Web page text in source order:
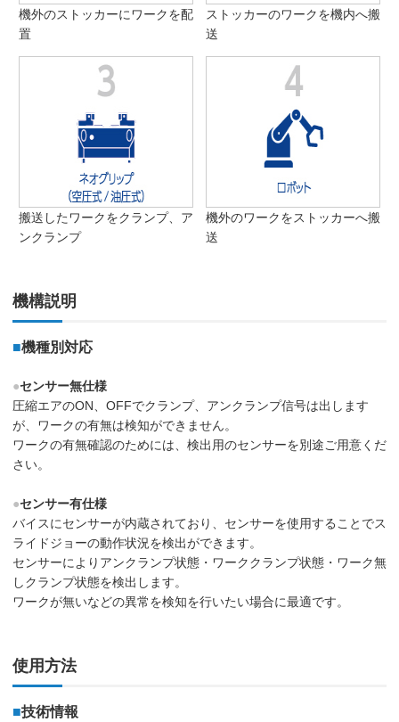
機外のストッカーにワークを配
置
ストッカーのワークを機内へ搬
送
搬送したワークをクランプ、ア
ンクランプ
機外のワークをストッカーへ搬
送
機構説明
■機種別対応
●センサー無仕様
圧縮エアのON、OFFでクランプ、アンクランプ信号は出します
が、ワークの有無は検知ができません。
ワークの有無確認のためには、検出用のセンサーを別途ご用意くだ
さい。
●センサー有仕様
バイスにセンサーが内蔵されており、センサーを使用することでス
ライドジョーの動作状況を検出ができます。
センサーによりアンクランプ状態・ワーククランプ状態・ワーク無
しクランプ状態を検出します。
ワークが無いなどの異常を検知を行いたい場合に最適です。
使用方法
■技術情報